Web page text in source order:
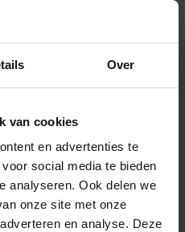
Over
van cookies
en advertenties te
social media te bieden
analyseren. Ook delen we
onze site met onze
en analyse. Deze
Dark Grey
van Afdruiprekken.
droogt de afwas vanzelf. Het
je aanrecht droog. Door de
en bestek is